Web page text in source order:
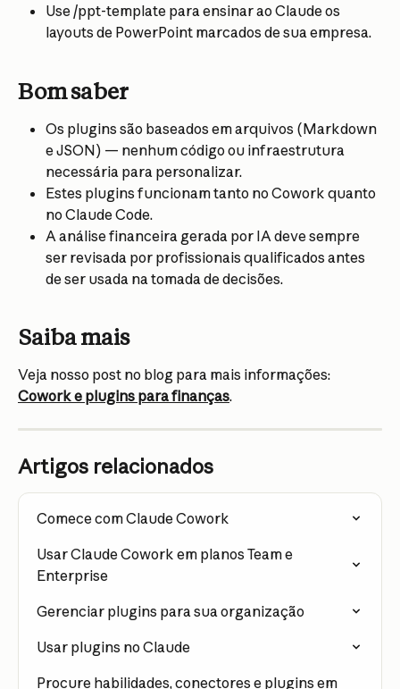
Use /ppt-template para ensinar ao Claude os
layouts de PowerPoint marcados de sua empresa.
Bom saber
Os plugins são baseados em arquivos (Markdown
e JSON) — nenhum código ou infraestrutura
necessária para personalizar.
Estes plugins funcionam tanto no Cowork quanto
no Claude Code.
A análise financeira gerada por IA deve sempre
ser revisada por profissionais qualificados antes
de ser usada na tomada de decisões.
Saiba mais
Veja nosso post no blog para mais informações:
Cowork e plugins para finanças.
Artigos relacionados
Comece com Claude Cowork
Usar Claude Cowork em planos Team e
Enterprise
Gerenciar plugins para sua organização
Usar plugins no Claude
Procure habilidades, conectores e plugins em